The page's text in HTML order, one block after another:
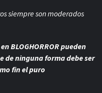
siempre son moderados
BLOGHORROR pueden
de ninguna forma debe ser
fin el puro